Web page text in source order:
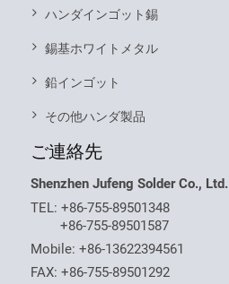
ハンダインゴット錫
錫基ホワイトメタル
鉛インゴット
その他ハンダ製品
ご連絡先
Shenzhen Jufeng Solder Co., Ltd.
TEL:+86-755-89501348
+86-755-89501587
Mobile:+86-13622394561
FAX: +86-755-89501292